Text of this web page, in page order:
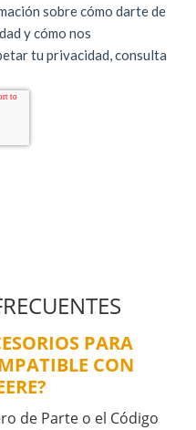
PARA
CON
de Parte o el Código